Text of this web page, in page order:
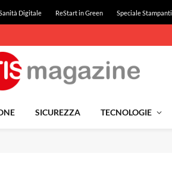
Digitale ReStart in Green Speciale Stampanti
SICUREZZA TECNOLOGIE